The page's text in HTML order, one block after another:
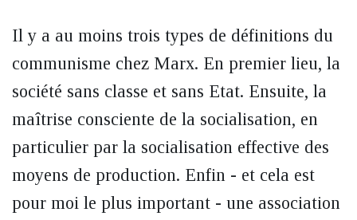
Il y a au moins trois types de définitions du
communisme chez Marx. En premier lieu, la
société sans classe et sans Etat. Ensuite, la
maîtrise consciente de la socialisation, en
particulier par la socialisation effective des
moyens de production. Enfin - et cela est
pour moi le plus important - une association